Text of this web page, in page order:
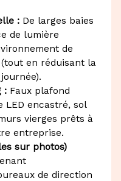
:De larges baies
de lumière
de
en réduisant la
:Faux plafond
LED encastré, sol
vierges prêts à
entreprise.
sur photos)
de direction